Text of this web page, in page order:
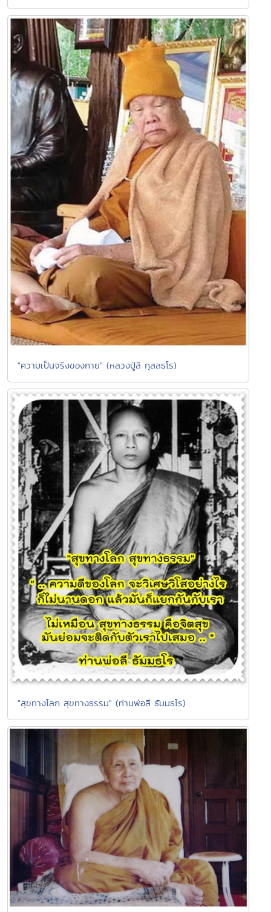
"ความเป็นจริงของกาย" (หลวงปู่ลี กุสลธโร)
"สุขทางโลก สุขทางธรรม" (ท่านพ่อลี ธัมมธโร)